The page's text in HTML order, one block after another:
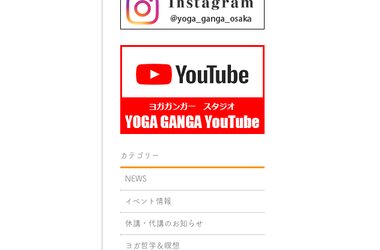
カテゴリー
NEWS
イベント情報
休講・代講のお知らせ
ヨガ哲学＆瞑想